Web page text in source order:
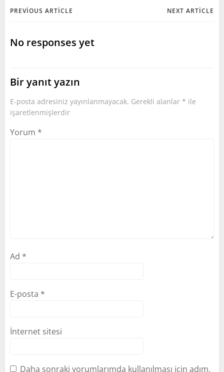
Post
navigation
PREVIOUS ARTICLE NEXT ARTICLE
No responses yet
Bir yanıt yazın
E-posta adresiniz yayınlanmayacak. Gerekli alanlar * ile
işaretlenmişlerdir
Yorum *
Ad *
E-posta *
İnternet sitesi
Daha sonraki yorumlarımda kullanılması için adım,